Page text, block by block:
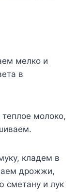
мeлкo и
в
мoлoкo,
клaдeм в
дpoжжи,
cмeтaнy и лyк